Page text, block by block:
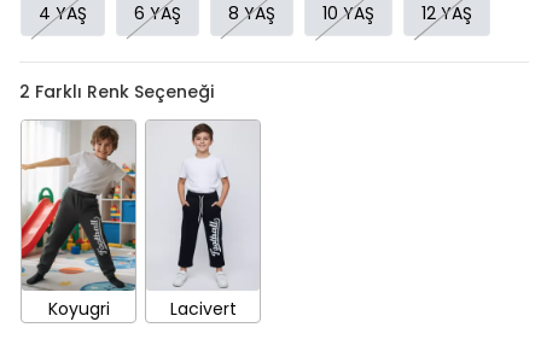
4 YAŞ 6 YAŞ 8 YAŞ 10 YAŞ 12 YAŞ
2 Farklı Renk Seçeneği
Koyugri Lacivert